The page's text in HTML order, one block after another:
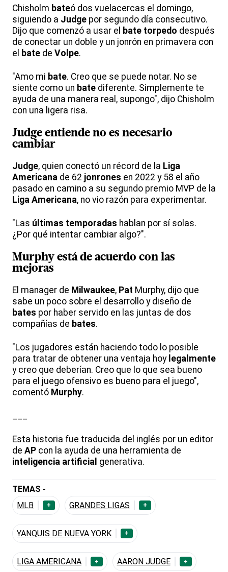
Chisholm bateó dos vuelacercas el domingo,
siguiendo a Judge por segundo día consecutivo.
Dijo que comenzó a usar el bate torpedo después
de conectar un doble y un jonrón en primavera con
el bate de Volpe.
"Amo mi bate. Creo que se puede notar. No se
siente como un bate diferente. Simplemente te
ayuda de una manera real, supongo", dijo Chisholm
con una ligera risa.
Judge entiende no es necesario
cambiar
Judge, quien conectó un récord de la Liga
Americana de 62 jonrones en 2022 y 58 el año
pasado en camino a su segundo premio MVP de la
Liga Americana, no vio razón para experimentar.
"Las últimas temporadas hablan por sí solas.
¿Por qué intentar cambiar algo?".
Murphy está de acuerdo con las
mejoras
El manager de Milwaukee, Pat Murphy, dijo que
sabe un poco sobre el desarrollo y diseño de
bates por haber servido en las juntas de dos
compañías de bates.
"Los jugadores están haciendo todo lo posible
para tratar de obtener una ventaja hoy legalmente
y creo que deberían. Creo que lo que sea bueno
para el juego ofensivo es bueno para el juego",
comentó Murphy.
___
Esta historia fue traducida del inglés por un editor
de AP con la ayuda de una herramienta de
inteligencia artificial generativa.
TEMAS -
MLB
+ GRANDES LIGAS +
YANQUIS DE NUEVA YORK +
LIGA AMERICANA + AARON JUDGE +